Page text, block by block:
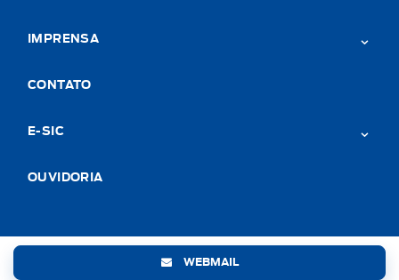
IMPRENSA
CONTATO
E-SIC
OUVIDORIA
WEBMAIL